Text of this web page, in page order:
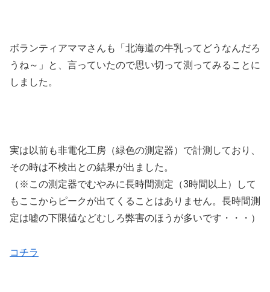
ボランティアママさんも「北海道の牛乳ってどうなんだろ
うね～」と、言っていたので思い切って測ってみることに
しました。
実は以前も非電化工房（緑色の測定器）で計測しており、
その時は不検出との結果が出ました。
（※この測定器でむやみに長時間測定（3時間以上）して
もここからピークが出てくることはありません。長時間測
定は嘘の下限値などむしろ弊害のほうが多いです・・・）
コチラ